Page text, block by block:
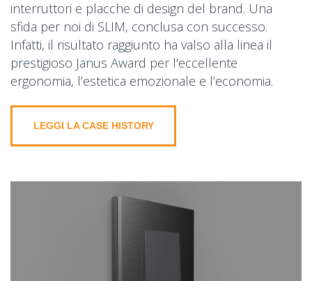
interruttori e placche di design del brand. Una
sfida per noi di SLIM, conclusa con successo.
Infatti, il risultato raggiunto ha valso alla linea il
prestigioso Janus Award per l'eccellente
ergonomia, l’estetica emozionale e l’economia.
LEGGI LA CASE HISTORY